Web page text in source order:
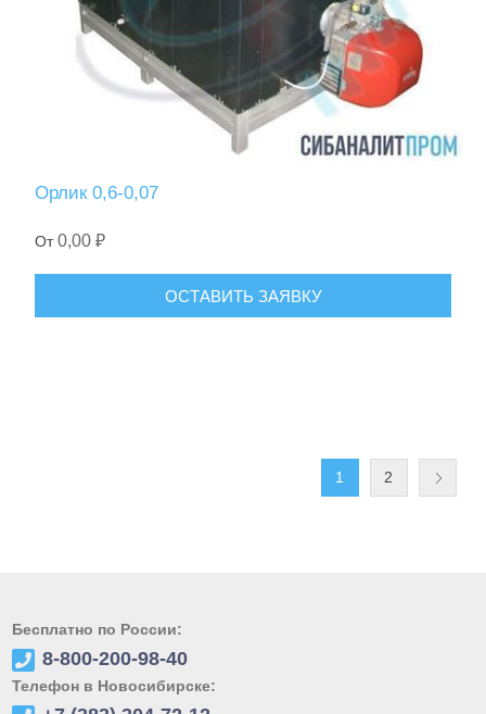
Орлик 0,6-0,07
От0,00 ₽
ОСТАВИТЬ ЗАЯВКУ
1 2
Бесплатно по России:
8-800-200-98-40
Телефон в Новосибирске: